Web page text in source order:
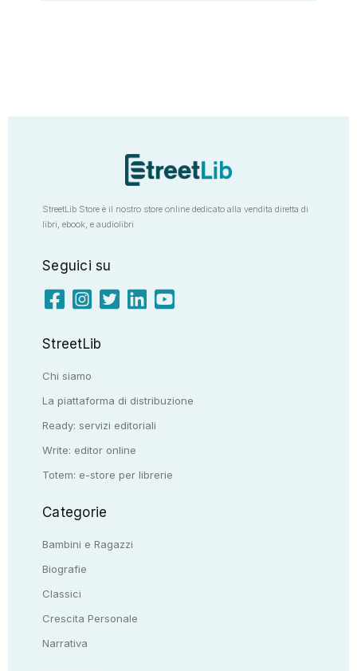
StreetLib Store è il nostro store online dedicato alla vendita diretta di
libri, ebook, e audiolibri
Seguici su
StreetLib
Chi siamo
La piattaforma di distribuzione
Ready: servizi editoriali
Write: editor online
Totem: e-store per librerie
Categorie
Bambini e Ragazzi
Biografie
Classici
Crescita Personale
Narrativa